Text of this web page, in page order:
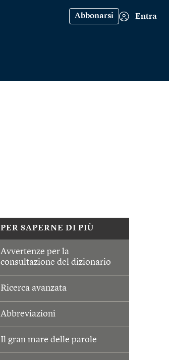
Abbonarsi Entra
PER SAPERNE DI PIÙ
Avvertenze per la
consultazione del dizionario
Ricerca avanzata
Abbreviazioni
Il gran mare delle parole